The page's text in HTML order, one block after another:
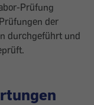
Prüfung
der
durchgeführt und